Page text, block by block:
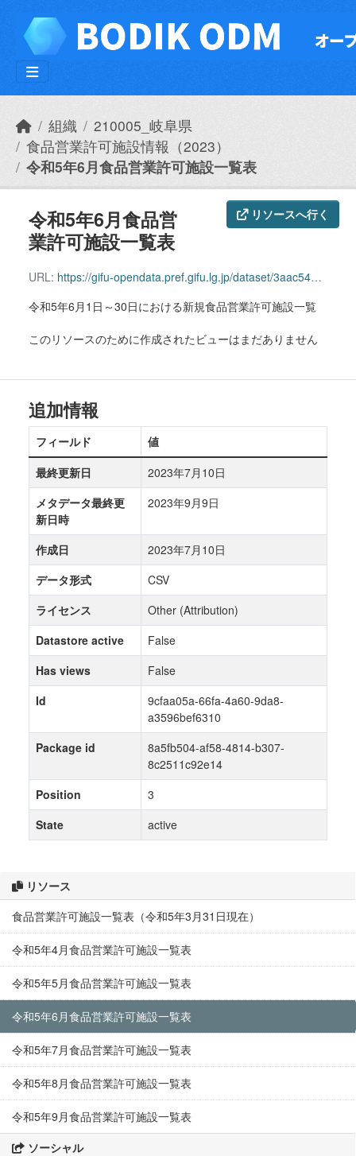
組織
210005_岐阜県
食品営業許可施設情報（2023）
令和5年6月食品営業許可施設一覧表
リソースへ行く
令和5年6月食品営
業許可施設一覧表
URL: https://gifu-opendata.pref.gifu.lg.jp/dataset/3aac54a9-02d6-4a95-a2a0-a4df361af580/resource/855da05a-f279-43e7-ae1a-1673a68bafb7/download/r0506syokuhin.csv
令和5年6月1日～30日における新規食品営業許可施設一覧
このリソースのために作成されたビューはまだありません
リソース
食品営業許可施設一覧表（令和5年3月31日現在）
令和5年4月食品営業許可施設一覧表
令和5年5月食品営業許可施設一覧表
令和5年6月食品営業許可施設一覧表
令和5年7月食品営業許可施設一覧表
令和5年8月食品営業許可施設一覧表
令和5年9月食品営業許可施設一覧表
ソーシャル
追加情報
フィールド
値
最終更新日
2023年7月10日
メタデータ最終更
新日時
2023年9月9日
作成日
2023年7月10日
データ形式
CSV
ライセンス
Other (Attribution)
Datastore active
False
Has views
False
Id
9cfaa05a-66fa-4a60-9da8-
a3596bef6310
Package id
8a5fb504-af58-4814-b307-
8c2511c92e14
Position
3
State
active